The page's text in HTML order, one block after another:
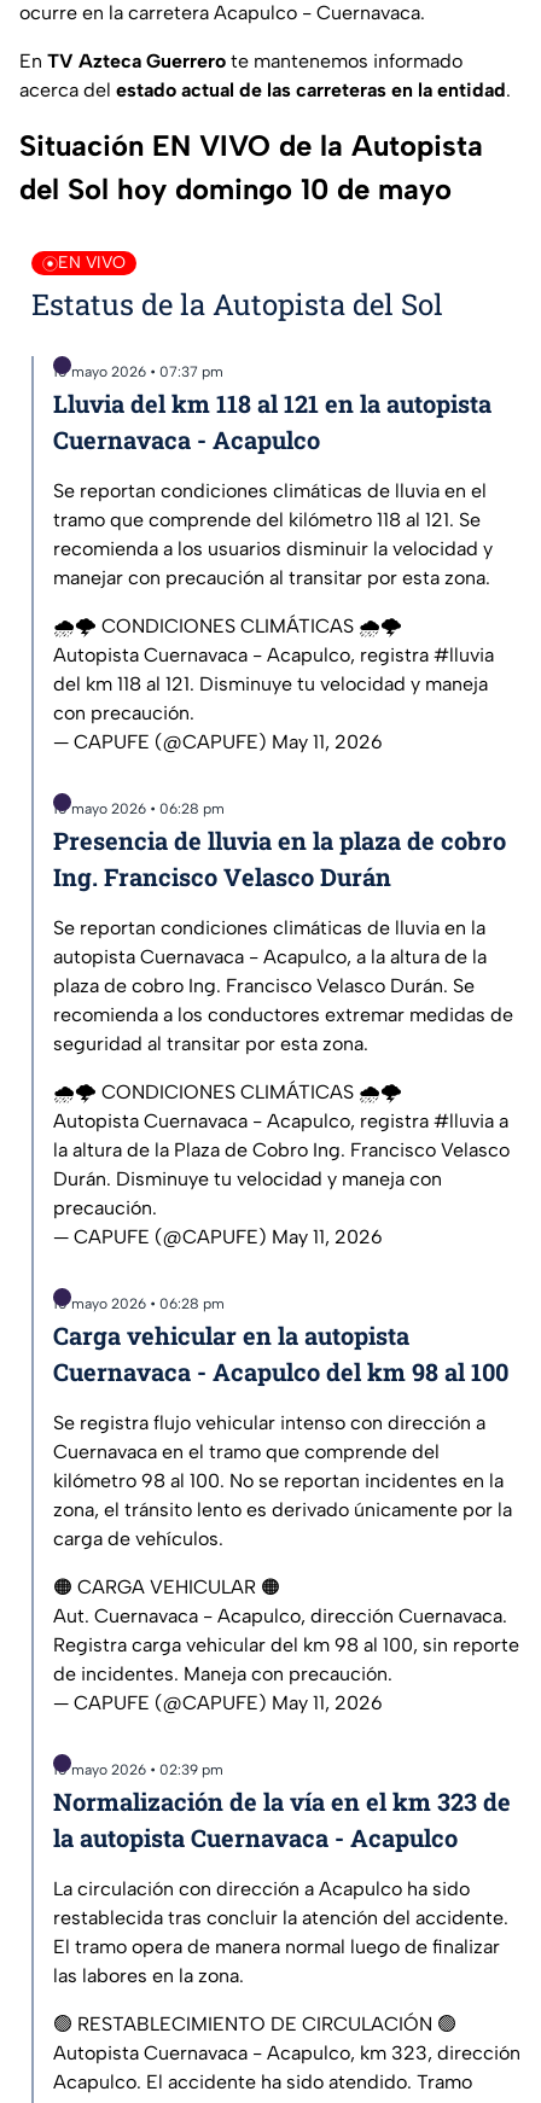
ocurre en la carretera Acapulco - Cuernavaca.
En TV Azteca Guerrero te mantenemos informado
acerca del estado actual de las carreteras en la entidad.
Situación EN VIVO de la Autopista
del Sol hoy domingo 10 de mayo
EN VIVO
Estatus de la Autopista del Sol
10 mayo 2026 • 07:37 pm
Lluvia del km 118 al 121 en la autopista
Cuernavaca - Acapulco
Se reportan condiciones climáticas de lluvia en el
tramo que comprende del kilómetro 118 al 121. Se
recomienda a los usuarios disminuir la velocidad y
manejar con precaución al transitar por esta zona.
🌧️🌩️ CONDICIONES CLIMÁTICAS 🌧️🌩️​
Autopista Cuernavaca - Acapulco, registra #lluvia
del km 118 al 121. Disminuye tu velocidad y maneja
con precaución.
— CAPUFE (@CAPUFE) May 11, 2026
10 mayo 2026 • 06:28 pm
Presencia de lluvia en la plaza de cobro
Ing. Francisco Velasco Durán
Se reportan condiciones climáticas de lluvia en la
autopista Cuernavaca - Acapulco, a la altura de la
plaza de cobro Ing. Francisco Velasco Durán. Se
recomienda a los conductores extremar medidas de
seguridad al transitar por esta zona.
🌧️🌩️ CONDICIONES CLIMÁTICAS 🌧️🌩️
Autopista Cuernavaca - Acapulco, registra #lluvia a
la altura de la Plaza de Cobro Ing. Francisco Velasco
Durán. Disminuye tu velocidad y maneja con
precaución.
— CAPUFE (@CAPUFE) May 11, 2026
10 mayo 2026 • 06:28 pm
Carga vehicular en la autopista
Cuernavaca - Acapulco del km 98 al 100
Se registra flujo vehicular intenso con dirección a
Cuernavaca en el tramo que comprende del
kilómetro 98 al 100. No se reportan incidentes en la
zona, el tránsito lento es derivado únicamente por la
carga de vehículos.
🟠 CARGA VEHICULAR 🟠
Aut. Cuernavaca - Acapulco, dirección Cuernavaca.
Registra carga vehicular del km 98 al 100, sin reporte
de incidentes. Maneja con precaución.
— CAPUFE (@CAPUFE) May 11, 2026
10 mayo 2026 • 02:39 pm
Normalización de la vía en el km 323 de
la autopista Cuernavaca - Acapulco
La circulación con dirección a Acapulco ha sido
restablecida tras concluir la atención del accidente.
El tramo opera de manera normal luego de finalizar
las labores en la zona.
🟢 RESTABLECIMIENTO DE CIRCULACIÓN 🟢
Autopista Cuernavaca - Acapulco, km 323, dirección
Acapulco. El accidente ha sido atendido. Tramo